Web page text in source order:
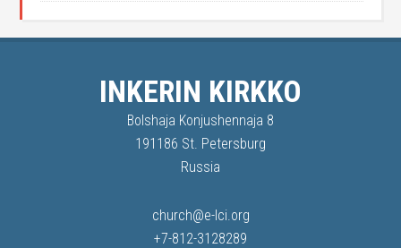
INKERIN KIRKKO
Bolshaja Konjushennaja 8
191186 St. Petersburg
Russia
church@e-lci.org
+7-812-3128289